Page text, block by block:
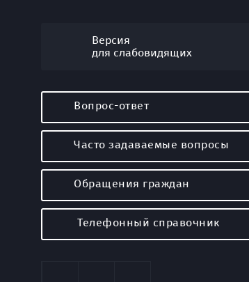
Версия
для слабовидящих
Вопрос-ответ
Часто задаваемые вопросы
Обращения граждан
Телефонный справочник